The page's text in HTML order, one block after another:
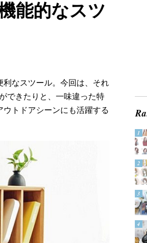
能的なスツ
なスツール。今回は、それ
できたりと、一味違った特
トドアシーンにも活躍する